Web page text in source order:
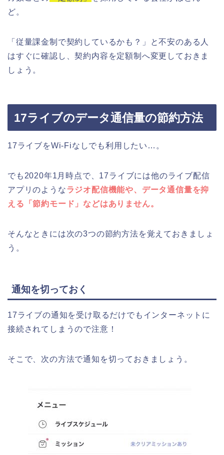
ど。
「従量課金制で契約しているかも？」と不安のある人
はすぐに確認し、契約内容を定額制へ変更しておきま
しょう。
17ライブのデータ通信量の節約方法
17ライブをWi-Fiなしでも利用したい…。
でも2020年1月時点で、17ライブには他のライブ配信
アプリのようなラジオ配信機能や、データ通信量を抑
える「節約モード」などはありません。
そんなときには次の3つの節約方法を覚えておきましょ
う。
通知を切っておく
17ライブの通知を受け取るだけでもインターネットに
接続されてしまうので注意！
そこで、次の方法で通知を切っておきましょう。